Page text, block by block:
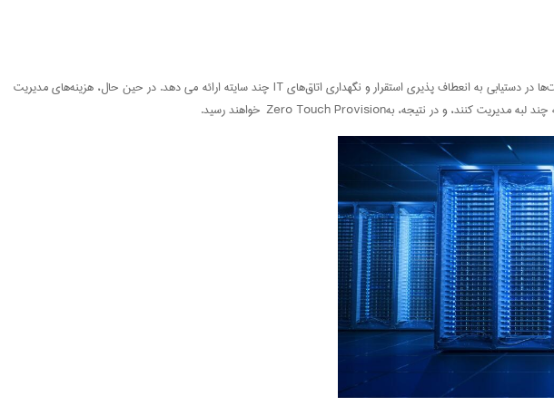
شبکه کیونپ QNE "مجازی سازی زیرساخت IT" ، "اتاق IT بدون مراقبت" و "تعمیر و نگهداری از راه دوربه نحوی بسیار کارآمد" را برای کمک به شرکت‌ها در دستیابی به انعطاف پذیری استقرار و نگهداری اتاق‌های IT چند سایته ارائه می دهد. در حین حال، هزینه‌های مدیریت